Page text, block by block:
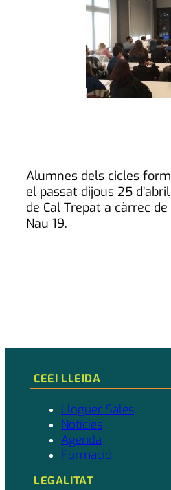
Alumnes dels cicles
el passat dijous 25
de Cal Trepat a càrrec
Nau 19.
CEEI LLEIDA
Lloguer Sales
Notícies
Agenda
Formació
LEGALITAT